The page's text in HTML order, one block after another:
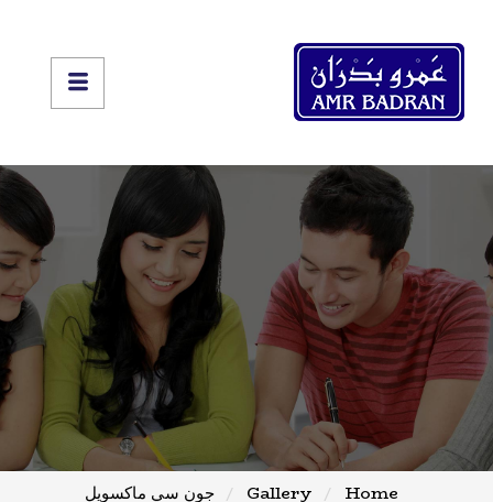
Home
Gallery جون سي ماكسويل